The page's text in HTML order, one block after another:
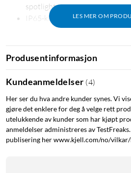
LES MER OM
spotlights.
IP65-klassifisert for utendørs
Installer kameraet hvor som helst –
wifi eller stikkontakt. Velegnet for
direkte på kameraet eller via
optimal mengde med sollys.
Solcelledrift og lang batteritid
Produsentinformasjon
Kundeanmeldelser (4)
Her ser du hva andre kunder synes. Vi
gjøre det enklere for deg å velge rett
utelukkende av kunder som har kjøpt
anmeldelser administreres av
publisering her www.kjell.com/no/